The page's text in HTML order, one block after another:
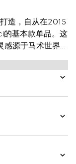
造，自从在2015
的基本款单品。这
源于马术世界的